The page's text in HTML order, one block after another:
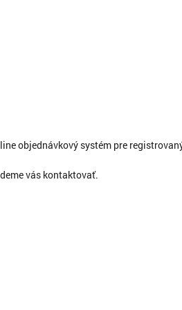
objednávkový systém pre
vás kontaktovať.